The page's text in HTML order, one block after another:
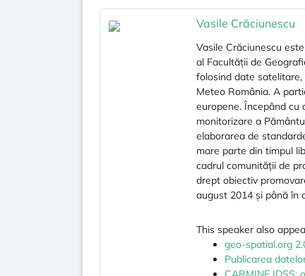
Vasile Crăciunescu
Vasile Crăciunescu
al Facultății de
folosind date
Meteo România. A
europene. Începând cu
monitorizare a
elaborarea de
mare parte din timpul
cadrul comunității de
drept obiectiv
august 2014 și până în
This speaker also
geo-spatial.org
Publicarea